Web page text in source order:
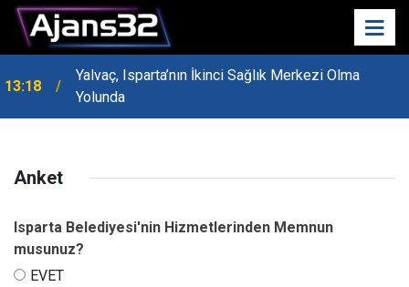
13:18
Yalvaç, Isparta’nın İkinci Sağlık Merkezi Olma
Yolunda
Anket
Isparta Belediyesi'nin Hizmetlerinden Memnun
musunuz?
EVET